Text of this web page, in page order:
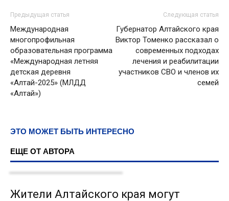
Предыдущая статья
Международная
многопрофильная
образовательная программа
«Международная летняя
детская деревня
«Алтай-2025» (МЛДД
«Алтай»)
Следующая статья
Губернатор Алтайского края
Виктор Томенко рассказал о
современных подходах
лечения и реабилитации
участников СВО и членов их
семей
ЭТО МОЖЕТ БЫТЬ ИНТЕРЕСНО
ЕЩЕ ОТ АВТОРА
Жители Алтайского края могут